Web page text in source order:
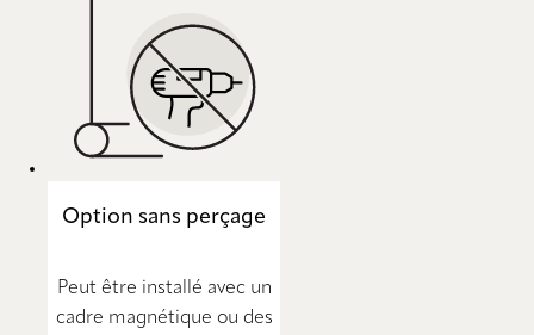
Option sans perçage
Peut être installé avec un
cadre magnétique ou des